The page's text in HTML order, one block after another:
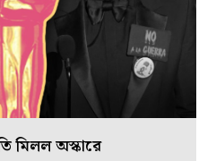
মিলল অস্কারে